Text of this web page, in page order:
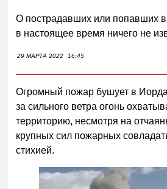
О пострадавших или попавших
в настоящее время ничего не
29 МАРТА 2022 16:45
Огромный пожар бушует в
за сильного ветра огонь
территорию, несмотря на
крупных сил пожарных
стихией.